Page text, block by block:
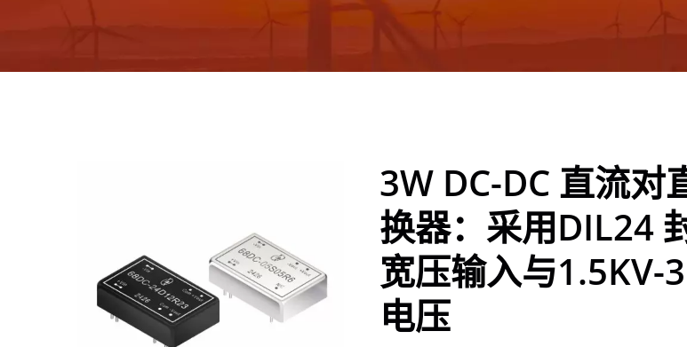
3W DC-DC 直流对
换器：采用DIL24
宽压输入与1.5KV-
电压